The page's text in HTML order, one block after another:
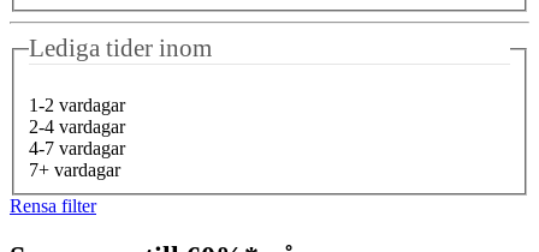
Lediga tider inom
1-2 vardagar
2-4 vardagar
4-7 vardagar
7+ vardagar
Rensa filter